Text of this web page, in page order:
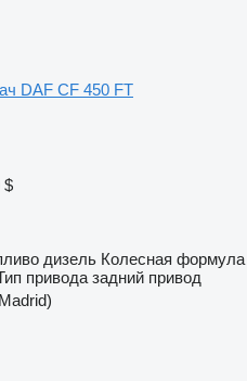
DAF CF 450 FT
$
дизель Колесная формула
привода задний привод